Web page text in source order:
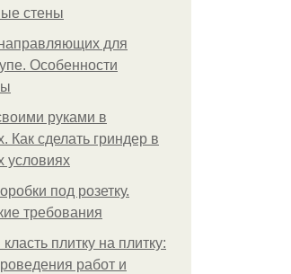
стены
для
Особенности
руками в
Как сделать гриндер в
условиях
под розетку.
требования
плитку на плитку:
работ и